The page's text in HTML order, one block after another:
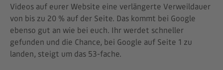
Videos auf eurer Website eine verlängerte Verweildauer
von bis zu 20 % auf der Seite. Das kommt bei Google
ebenso gut an wie bei euch. Ihr werdet schneller
gefunden und die Chance, bei Google auf Seite 1 zu
landen, steigt um das 53-fache.